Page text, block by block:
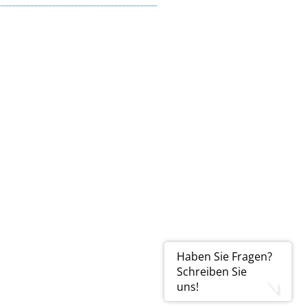
Haben Sie Fragen?
Schreiben Sie
uns!